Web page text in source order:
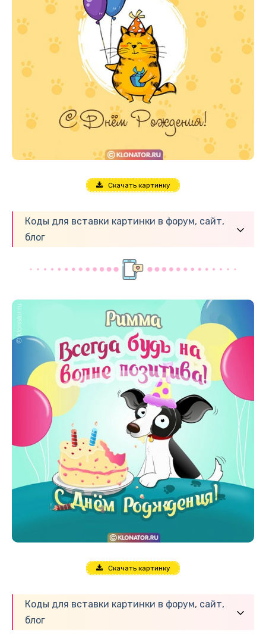
Скачать картинку
Коды для вставки картинки в форум, сайт,
блог
Скачать картинку
Коды для вставки картинки в форум, сайт,
блог